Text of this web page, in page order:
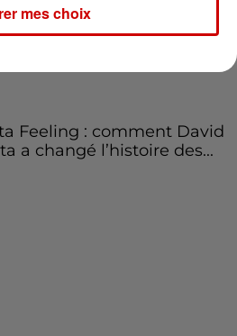
in the U.S.A - Bruce
: la chanson que
Feeling : comment David
a changé l’histoire des...
mes choix